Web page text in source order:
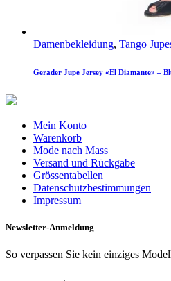
Damenbekleidung, Tango
Gerader Jupe Jersey «El Diamante» –
Mein Konto
Warenkorb
Mode nach Mass
Versand und Rückgabe
Grössentabellen
Datenschutzbestimmungen
Impressum
Newsletter-Anmeldung
So verpassen Sie kein einziges